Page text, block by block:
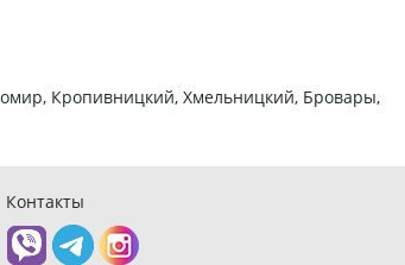
Кропивницкий, Хмельницкий, Бровары,
Контакты